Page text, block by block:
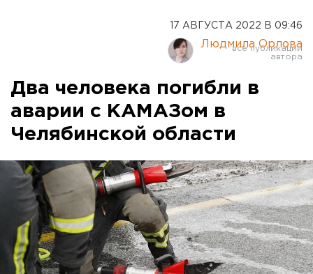
17 АВГУСТА 2022 В 09:46
Людмила Орлова
Два человека погибли в
аварии с КАМАЗом в
Челябинской области